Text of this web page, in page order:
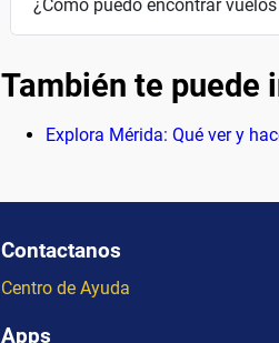
¿Cómo puedo encontrar
También te puede
Explora Mérida: Qué ver y
Contactanos
Centro de Ayuda
Apps